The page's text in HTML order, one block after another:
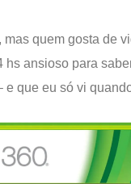
mas quem gosta de
ansioso para
e que eu só vi